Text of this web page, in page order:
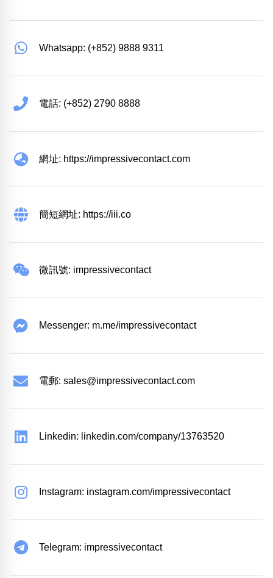
Whatsapp: (+852) 9888 9311
電話: (+852) 2790 8888
網址: https://impressivecontact.com
簡短網址: https://iii.co
微訊號: impressivecontact
Messenger: m.me/impressivecontact
電郵: sales@impressivecontact.com
Linkedin: linkedin.com/company/13763520
Instagram: instagram.com/impressivecontact
Telegram: impressivecontact